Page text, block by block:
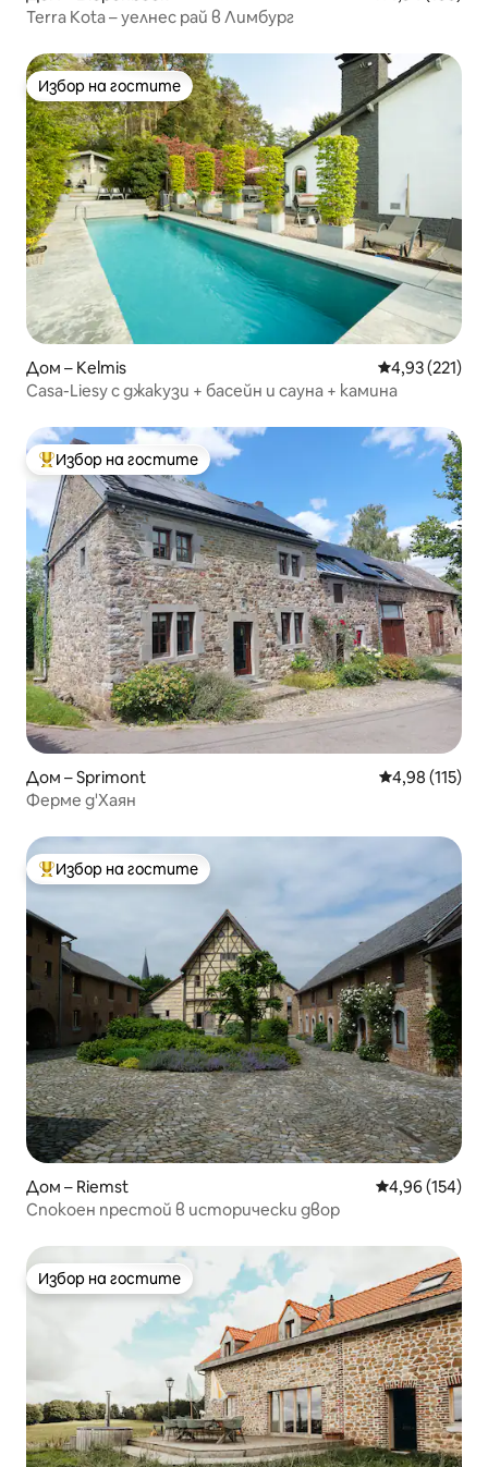
Terra Kota – уелнес рай в Лимбург
Избор на гостите
Избор на гостите
Дом – Kelmis Средна
4,93 (221)
Casa-Liesy с джакузи + басейн и сауна + камина
Най-популярен избор на гостите
Избор на гостите
Дом – Sprimont Средна
4,98 (115)
Ферме д'Хаян
Най-популярен избор на гостите
Избор на гостите
Дом – Riemst Средна
4,96 (154)
Спокоен престой в исторически двор
Избор на гостите
Избор на гостите